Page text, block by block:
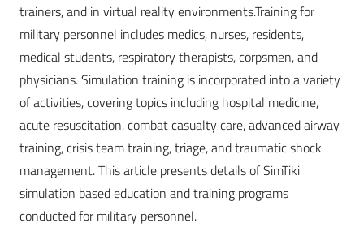
trainers, and in virtual reality environments.Training for
military personnel includes medics, nurses, residents,
medical students, respiratory therapists, corpsmen, and
physicians. Simulation training is incorporated into a variety
of activities, covering topics including hospital medicine,
acute resuscitation, combat casualty care, advanced airway
training, crisis team training, triage, and traumatic shock
management. This article presents details of SimTiki
simulation based education and training programs
conducted for military personnel.